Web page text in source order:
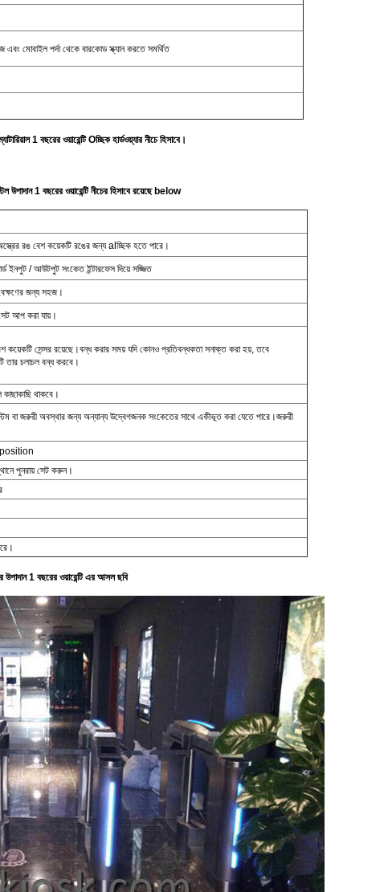
এবং মোবাইল পর্দা থেকে বারকোড স্ক্যান করতে সমর্থিত
1 বছরের ওয়ারেন্টি Oচ্ছিক হার্ডওয়্যার নীচে হিসাবে।
1 বছরের ওয়ারেন্টি নীচের হিসাবে রয়েছে below
রঙ বেশ কয়েকটি রঙের জন্য alচ্ছিক হতে পারে।
ইনপুট / আউটপুট সংকেত ইন্টারফেস দিয়ে সজ্জিত
জন্য সহজ।
আপ করা যায়।
কয়েকটি সেন্সর রয়েছে।বন্ধ করার সময় যদি কোনও প্রতিবন্ধকতা সনাক্ত করা হয়, তবে
তার চলাচল বন্ধ করবে।
কাছাকাছি থাকবে।
বা জরুরী অবস্থার জন্য অন্যান্য উদ্বেগজনক সংকেতের সাথে একীভূত করা যেতে পারে।জরুরী
position
পুনরায় সেট করুন।
উপাদান 1 বছরের ওয়ারেন্টি এর আসল ছবি